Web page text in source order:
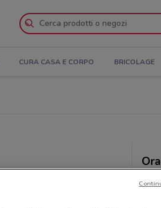
CURA CASA E CORPO BRICOLAGE